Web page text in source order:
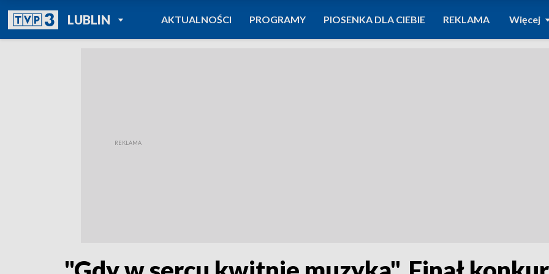
LUBLINPOWRÓT DO
TVP REGIONY
AKTUALNOŚCI PROGRAMY PIOSENKA DLA CIEBIE REKLAMA Więcej